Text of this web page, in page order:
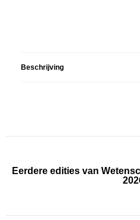
Beschrijving
Eerdere edities van